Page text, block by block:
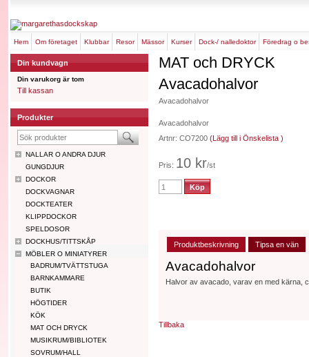
hem om företaget klubbar resor mässor kurser dock-/ nalledoktor föredrag o
Din kundvagn
Din varukorg är tom
Till kassan
Produkter
NALLAR O ANDRA DJUR
GUNGDJUR
DOCKOR
DOCKVAGNAR
DOCKTEATER
KLIPPDOCKOR
SPELDOSOR
DOCKHUS/TITTSKÅP
MÖBLER O MINIATYRER
BADRUM/TVÄTTSTUGA
BARNKAMMARE
BUTIK
HÖGTIDER
KÖK
MAT OCH DRYCK
MUSIKRUM/BIBLIOTEK
SOVRUM/HALL
MAT och DRYCK
Avacadohalvor
Avacadohalvor
Avacadohalvor
Artnr: CO7200 (Lägg till i Önskelista )
Pris: 10 kr/st
Produktbeskrivning Tipsa en vän
Avacadohalvor
Halvor av avacado, varav en med kärna,
Tillbaka